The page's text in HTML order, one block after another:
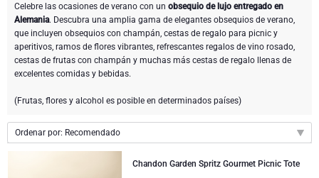
Merk
Champán Dom Pérignon
Champán Moet & Chandon
Regalar Veuve Clicquot
Regalos de vino espumoso
Regalos de chocolate y vino
Regalos de vino espumoso
Regalos de cerveza
Paquetes de regalo de licores
Regalos sin alcohol
Regalos de chocolate
Regalos de chocolate y Champán
Regalos de chocolate y vino
Sweet Gifts
Neuhaus chocolates
REGALOS GOURMET
Regalos gourmet
LIFESTYLE
Regalos de estilo de vida
Atelier Rebul
Le Parfum de Nathalie
ENVIAR FLORES
MARCAS
PRECIO
Celebre las ocasiones de verano con un obsequio de lujo entregado en
Alemania. Descubra una amplia gama de elegantes obsequios de verano,
que incluyen obsequios con champán, cestas de regalo para picnic y
aperitivos, ramos de flores vibrantes, refrescantes regalos de vino rosado,
cestas de frutas con champán y muchas más cestas de regalo llenas de
excelentes comidas y bebidas.
(Frutas, flores y alcohol es posible en determinados países)
Ordenar por: Recomendado
Chandon Garden Spritz Gourmet Picnic Tote